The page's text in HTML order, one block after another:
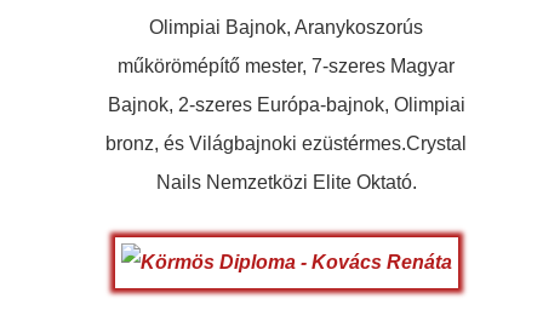
Olimpiai Bajnok, Aranykoszorús
műkörömépítő mester, 7-szeres Magyar
Bajnok, 2-szeres Európa-bajnok, Olimpiai
bronz, és Világbajnoki ezüstérmes.Crystal
Nails Nemzetközi Elite Oktató.